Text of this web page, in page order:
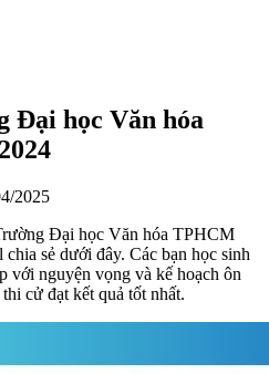
Đại học Văn hóa
2025
Đại học Văn hóa TPHCM
sẻ dưới đây. Các bạn học sinh
với nguyện vọng và kế hoạch ôn
cử đạt kết quả tốt nhất.